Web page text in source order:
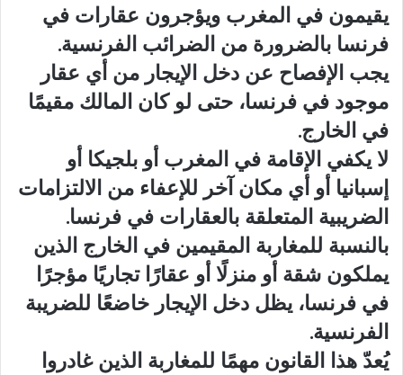
يقيمون في المغرب ويؤجرون عقارات في
فرنسا بالضرورة من الضرائب الفرنسية.
يجب الإفصاح عن دخل الإيجار من أي عقار
موجود في فرنسا، حتى لو كان المالك مقيمًا
في الخارج.
لا يكفي الإقامة في المغرب أو بلجيكا أو
إسبانيا أو أي مكان آخر للإعفاء من الالتزامات
الضريبية المتعلقة بالعقارات في فرنسا.
بالنسبة للمغاربة المقيمين في الخارج الذين
يملكون شقة أو منزلًا أو عقارًا تجاريًا مؤجرًا
في فرنسا، يظل دخل الإيجار خاضعًا للضريبة
الفرنسية.
يُعدّ هذا القانون مهمًا للمغاربة الذين غادروا